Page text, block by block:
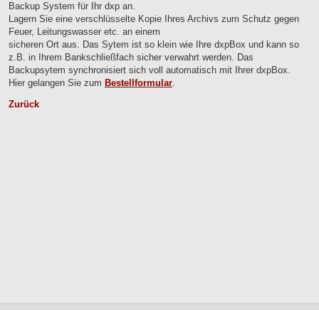
Backup System für Ihr dxp an.
Lagern Sie eine verschlüsselte Kopie Ihres Archivs zum Schutz gegen
Feuer, Leitungswasser etc. an einem
sicheren Ort aus. Das Sytem ist so klein wie Ihre dxpBox und kann so
z.B. in Ihrem Bankschließfach sicher verwahrt werden. Das
Backupsytem synchronisiert sich voll automatisch mit Ihrer dxpBox.
Hier gelangen Sie zum Bestellformular.
Zurück